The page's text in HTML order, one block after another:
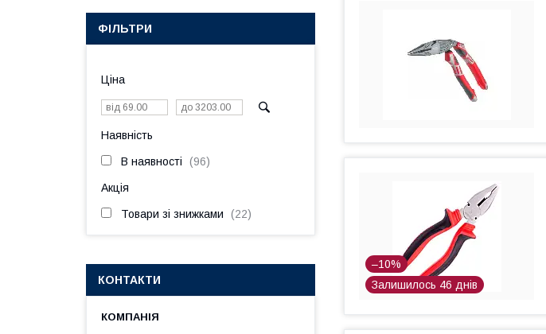
–10%
Залишилось 46 днів
ФІЛЬТРИ
Ціна
Наявність
В наявності 96
Акція
Товари зі знижками 22
КОНТАКТИ